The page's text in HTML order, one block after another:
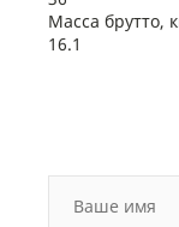
Масса брутто,
16.1